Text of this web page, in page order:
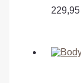
229,95